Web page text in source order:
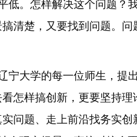
低。怎样解决这个问题？
清楚，又要找到问题。问
大学的每一位师生，提出
怎样搞创新，更要坚持理
问题、走上前沿找务实创